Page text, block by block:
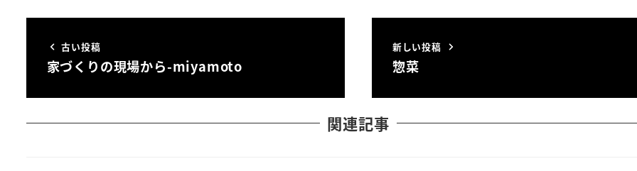
古い投稿
家づくりの現場から-miyamoto
新しい投稿
惣菜
関連記事